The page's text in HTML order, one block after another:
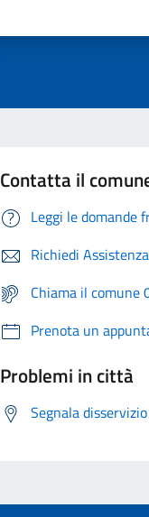
Contatta il
Leggi le domande
Richiedi Assistenza
Chiama il comune
Prenota un
Problemi in città
Segnala disservizio